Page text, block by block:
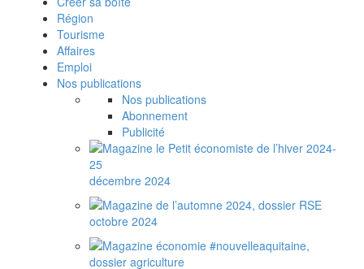
Région
Tourisme
Affaires
Emploi
Nos publications
Nos publications
Abonnement
Publicité
décembre 2024
octobre 2024